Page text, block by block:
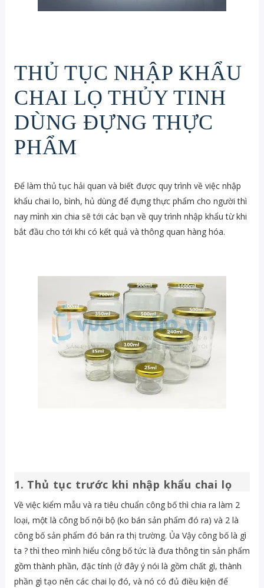
THỦ TỤC NHẬP KHẨU
CHAI LỌ THỦY TINH
DÙNG ĐỰNG THỰC
PHẨM
Để làm thủ tục hải quan và biết được quy trình về việc nhập
khẩu chai lo, bình, hủ dùng để đựng thực phẩm cho người thì
nay mình xin chia sẽ tới các bạn về quy trình nhập khẩu từ khi
bắt đầu cho tới khi có kết quả và thông quan hàng hóa.
1. Thủ tục trước khi nhập khẩu chai lọ
Về việc kiểm mẫu và ra tiêu chuẩn công bố thì chia ra làm 2
loại, một là công bố nội bộ (ko bán sản phẩm đó ra) và 2 là
công bố sản phẩm đó bán ra thị trường. Ủa Vậy công bố là gì
ta ? thì theo mình hiểu công bố tức là đưa thông tin sản phẩm
gồm thành phần, đặc tính (ở đây ý nói là gồm chất gì, thành
phần gì tạo nên các chai lọ đó, và nó có đủ điều kiện để